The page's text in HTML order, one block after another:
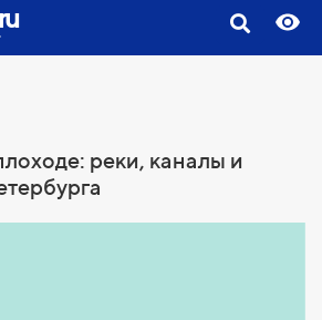
реки, каналы и